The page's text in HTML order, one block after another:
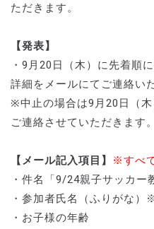
ただきます。
【発表】
・9月20日（木）に先着順
詳細をメールにてご連絡い
※中止の場合は9月20日（
ご連絡させていただきます。
【メール記入項目】
※すべ
・件名「9/24親子サッカー
・参加者氏名（ふりがな
・お子様の年齢